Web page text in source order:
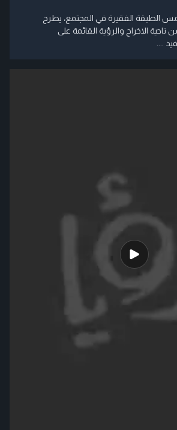
الطبقة الفقيرة في المجتمع، يطرح
الاخراج والرؤية القائمة على
....